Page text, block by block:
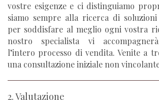
vostre esigenze e ci distinguiamo
siamo sempre alla ricerca di
per soddisfare al meglio ogni vostra
nostro specialista vi
l’intero processo di vendita. Venite a
una consultazione iniziale non
2. Valutazione